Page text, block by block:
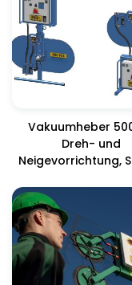
Vakuumheber
Dreh- und
Neigevorrichtung,